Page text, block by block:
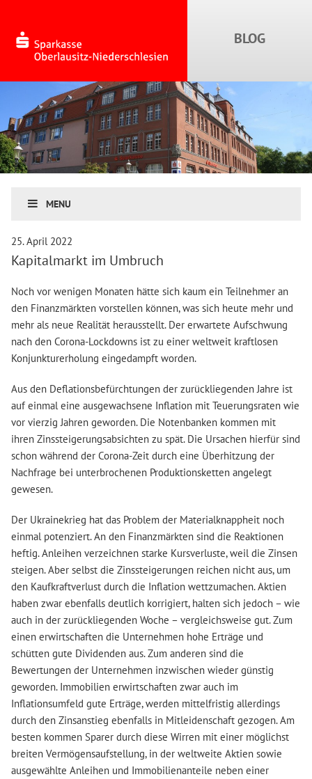
MENU
25. April 2022
Kapitalmarkt im Umbruch
Noch vor wenigen Monaten hätte sich kaum ein Teilnehmer an
den Finanzmärkten vorstellen können, was sich heute mehr und
mehr als neue Realität herausstellt. Der erwartete Aufschwung
nach den Corona-Lockdowns ist zu einer weltweit kraftlosen
Konjunkturerholung eingedampft worden.
Aus den Deflationsbefürchtungen der zurückliegenden Jahre ist
auf einmal eine ausgewachsene Inflation mit Teuerungsraten wie
vor vierzig Jahren geworden. Die Notenbanken kommen mit
ihren Zinssteigerungsabsichten zu spät. Die Ursachen hierfür sind
schon während der Corona-Zeit durch eine Überhitzung der
Nachfrage bei unterbrochenen Produktionsketten angelegt
gewesen.
Der Ukrainekrieg hat das Problem der Materialknappheit noch
einmal potenziert. An den Finanzmärkten sind die Reaktionen
heftig. Anleihen verzeichnen starke Kursverluste, weil die Zinsen
steigen. Aber selbst die Zinssteigerungen reichen nicht aus, um
den Kaufkraftverlust durch die Inflation wettzumachen. Aktien
haben zwar ebenfalls deutlich korrigiert, halten sich jedoch – wie
auch in der zurückliegenden Woche – vergleichsweise gut. Zum
einen erwirtschaften die Unternehmen hohe Erträge und
schütten gute Dividenden aus. Zum anderen sind die
Bewertungen der Unternehmen inzwischen wieder günstig
geworden. Immobilien erwirtschaften zwar auch im
Inflationsumfeld gute Erträge, werden mittelfristig allerdings
durch den Zinsanstieg ebenfalls in Mitleidenschaft gezogen. Am
besten kommen Sparer durch diese Wirren mit einer möglichst
breiten Vermögensaufstellung, in der weltweite Aktien sowie
ausgewählte Anleihen und Immobilienanteile neben einer